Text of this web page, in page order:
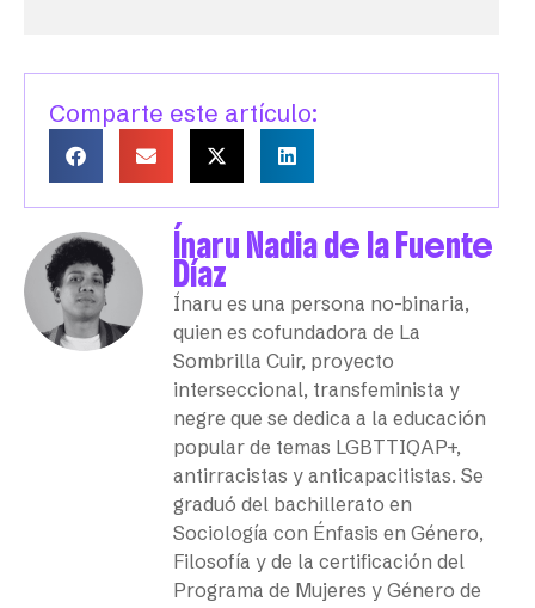
Comparte este artículo:
Ínaru Nadia de la Fuente
Díaz
Ínaru es una persona no-binaria,
quien es cofundadora de La
Sombrilla Cuir, proyecto
interseccional, transfeminista y
negre que se dedica a la educación
popular de temas LGBTTIQAP+,
antirracistas y anticapacitistas. Se
graduó del bachillerato en
Sociología con Énfasis en Género,
Filosofía y de la certificación del
Programa de Mujeres y Género de